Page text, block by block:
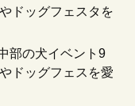
ドッグフェスタを
部の犬イベント9
ドッグフェスを愛